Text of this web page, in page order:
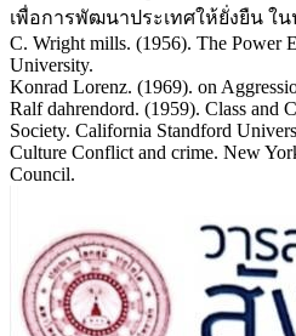
เพื่อการพัฒนาประเทศให้ยั่งยืน ใน
C. Wright mills. (1956). The Power
University.
Konrad Lorenz. (1969). on
Ralf dahrendord. (1959). Class and
Society. California Standford
Culture Conflict and crime. New
Council.